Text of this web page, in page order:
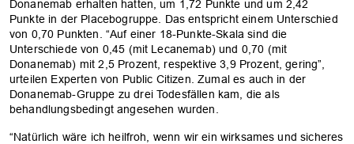
Donanemab erhalten hatten, um 1,72 Punkte und um 2,42
Punkte in der Placebogruppe. Das entspricht einem Unterschied
von 0,70 Punkten. “Auf einer 18-Punkte-Skala sind die
Unterschiede von 0,45 (mit Lecanemab) und 0,70 (mit
Donanemab) mit 2,5 Prozent, respektive 3,9 Prozent, gering”,
urteilen Experten von Public Citizen. Zumal es auch in der
Donanemab-Gruppe zu drei Todesfällen kam, die als
behandlungsbedingt angesehen wurden.
“Natürlich wäre ich heilfroh, wenn wir ein wirksames und sicheres